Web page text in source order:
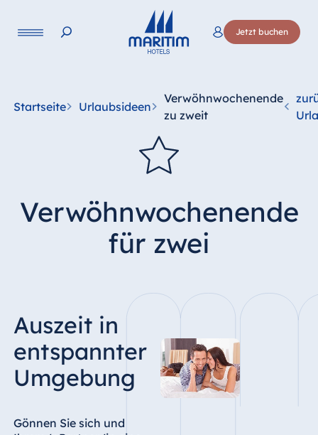
Jetzt buchen
Startseite Urlaubsideen
Verwöhnwochenende
zu zweit
Verwöhnwochenende
für zwei
Auszeit in
entspannter
Umgebung
Gönnen Sie sich und